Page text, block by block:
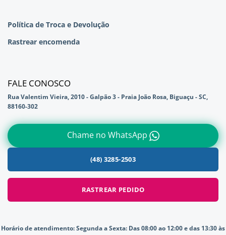
Política de Troca e Devolução
Rastrear encomenda
FALE CONOSCO
Rua Valentim Vieira, 2010 - Galpão 3 - Praia João Rosa, Biguaçu - SC,
88160-302
Chame no WhatsApp
(48) 3285-2503
RASTREAR PEDIDO
Horário de atendimento:Segunda a Sexta: Das 08:00 ao 12:00 e das 13:30 às